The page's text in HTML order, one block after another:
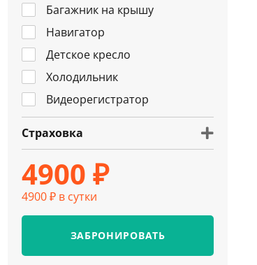
Багажник на крышу
Навигатор
Детское кресло
Холодильник
Видеорегистратор
Страховка
4900 ₽
4900 ₽ в сутки
ЗАБРОНИРОВАТЬ